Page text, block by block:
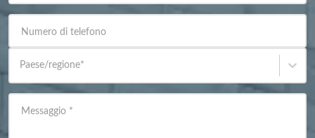
Numero di telefono
Paese/regione*
Messaggio *